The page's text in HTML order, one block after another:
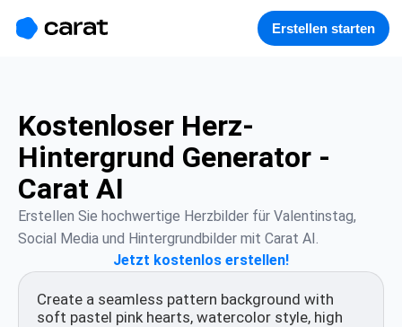
Erstellen starten
Kostenloser Herz-
Hintergrund Generator -
Carat AI
Erstellen Sie hochwertige Herzbilder für Valentinstag,
Social Media und Hintergrundbilder mit Carat AI.
Jetzt kostenlos erstellen!